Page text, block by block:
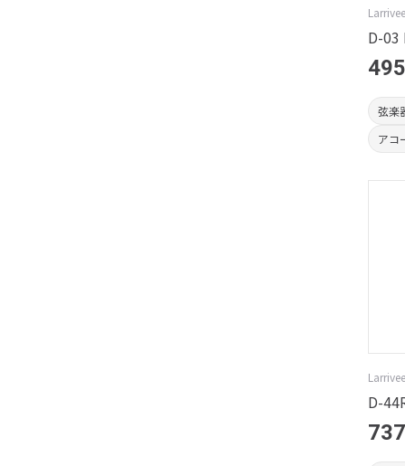
Larrivee
D-03
弦楽
アコ
Larrivee
D-